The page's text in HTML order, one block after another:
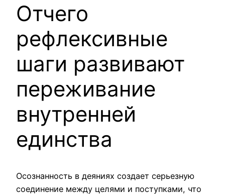
Отчего
рефлексивные
шаги развивают
переживание
внутренней
единства
Осознанность в деяниях создает серьезную
соединение между целями и поступками, что